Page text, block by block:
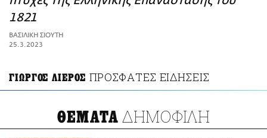
ΑΜΠΑ
PRINT
1821
ΒΑΣΙΛΙΚΗ ΣΙΟΥΤΗ
25.3.2023
ΓΙΩΡΓΟΣ ΛΙΕΡΟΣ ΠΡΟΣΦΑΤΕΣ ΕΙΔΗΣΕΙΣ
ΘΕΜΑΤΑ ΔΗΜΟΦΙΛΗ